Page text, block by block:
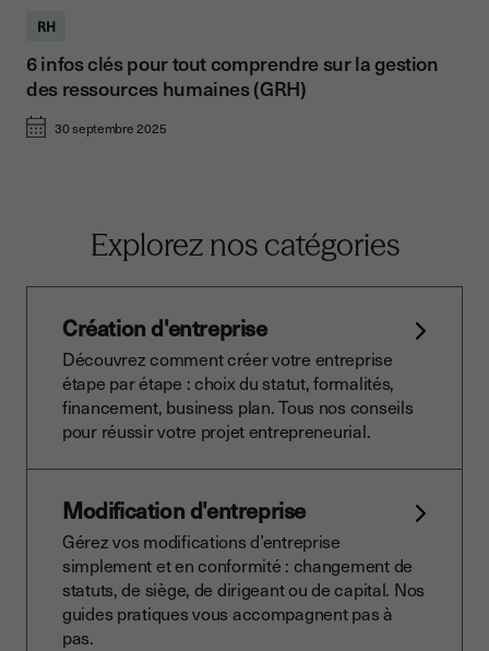
RH
6 infos clés pour tout comprendre sur la gestion
des ressources humaines (GRH)
30 septembre 2025
Explorez nos catégories
Création d'entreprise
Découvrez comment créer votre entreprise
étape par étape : choix du statut, formalités,
financement, business plan. Tous nos conseils
pour réussir votre projet entrepreneurial.
Modification d'entreprise
Gérez vos modifications d’entreprise
simplement et en conformité : changement de
statuts, de siège, de dirigeant ou de capital. Nos
guides pratiques vous accompagnent pas à
pas.